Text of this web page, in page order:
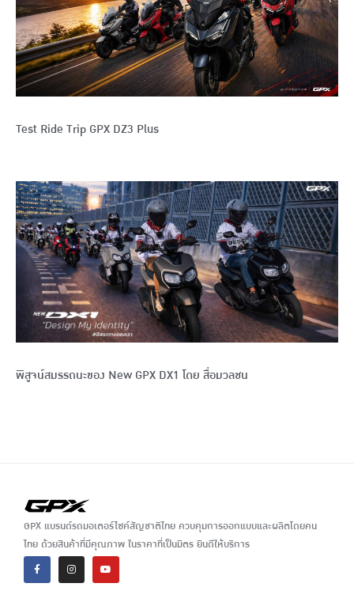
Test Ride Trip GPX DZ3 Plus
พิสูจน์สมรรถนะของ New GPX DX1 โดย สื่อมวลชน
GPX แบรนด์รถมอเตอร์ไซค์สัญชาติไทย ควบคุมการออกแบบและผลิตโดยคน
ไทย ด้วยสินค้าที่มีคุณภาพ ในราคาที่เป็นมิตร ยินดีให้บริการ